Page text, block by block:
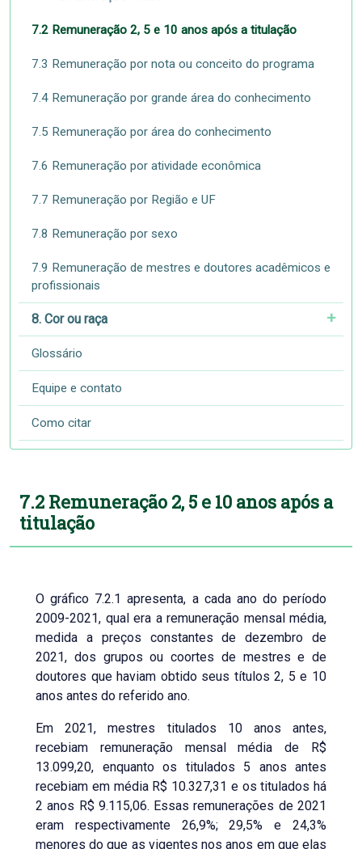
7.2 Remuneração 2, 5 e 10 anos após a titulação
7.3 Remuneração por nota ou conceito do programa
7.4 Remuneração por grande área do conhecimento
7.5 Remuneração por área do conhecimento
7.6 Remuneração por atividade econômica
7.7 Remuneração por Região e UF
7.8 Remuneração por sexo
7.9 Remuneração de mestres e doutores acadêmicos e
profissionais
8. Cor ou raça
Glossário
Equipe e contato
Como citar
7.2 Remuneração 2, 5 e 10 anos após a
titulação
O gráfico 7.2.1 apresenta, a cada ano do período
2009-2021, qual era a remuneração mensal média,
medida a preços constantes de dezembro de
2021, dos grupos ou coortes de mestres e de
doutores que haviam obtido seus títulos 2, 5 e 10
anos antes do referido ano.
Em 2021, mestres titulados 10 anos antes,
recebiam remuneração mensal média de R$
13.099,20, enquanto os titulados 5 anos antes
recebiam em média R$ 10.327,31 e os titulados há
2 anos R$ 9.115,06. Essas remunerações de 2021
eram respectivamente 26,9%; 29,5% e 24,3%
menores do que as vigentes nos anos em que elas